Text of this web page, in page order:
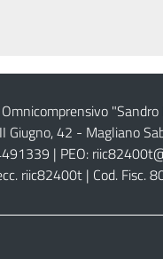
"Sandro
Giugno, 42 - Magliano
| PEO:
riic82400t | Cod. Fisc.